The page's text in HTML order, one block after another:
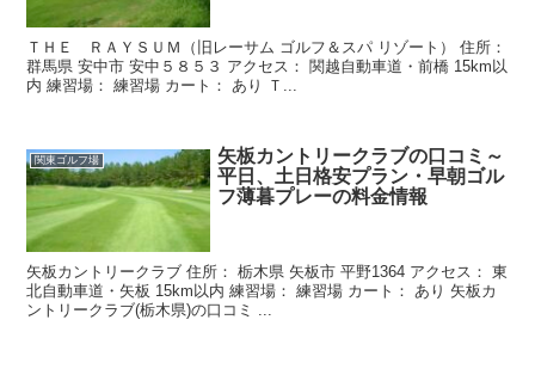
ＴＨＥ ＲＡＹＳＵＭ（旧レーサム ゴルフ＆スパ リゾート） 住所：
群馬県 安中市 安中５８５３ アクセス： 関越自動車道・前橋 15km以
内 練習場： 練習場 カート： あり Ｔ...
関東ゴルフ場
矢板カントリークラブの口コミ～
平日、土日格安プラン・早朝ゴル
フ薄暮プレーの料金情報
矢板カントリークラブ 住所： 栃木県 矢板市 平野1364 アクセス： 東
北自動車道・矢板 15km以内 練習場： 練習場 カート： あり 矢板カ
ントリークラブ(栃木県)の口コミ ...